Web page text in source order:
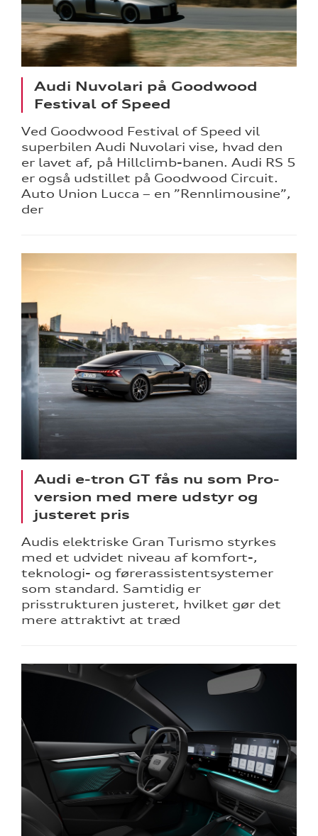
Audi Nuvolari på Goodwood
Festival of Speed
Ved Goodwood Festival of Speed vil
superbilen Audi Nuvolari vise, hvad den
er lavet af, på Hillclimb-banen. Audi RS 5
er også udstillet på Goodwood Circuit.
Auto Union Lucca – en ”Rennlimousine”,
der
Audi e-tron GT fås nu som Pro-
version med mere udstyr og
justeret pris
Audis elektriske Gran Turismo styrkes
med et udvidet niveau af komfort-,
teknologi- og førerassistentsystemer
som standard. Samtidig er
prisstrukturen justeret, hvilket gør det
mere attraktivt at træd